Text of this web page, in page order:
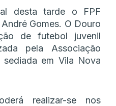
desta tarde o FPF
Gomes. O Douro
de futebol juvenil
pela Associação
sediada em Vila Nova
realizar-se nos